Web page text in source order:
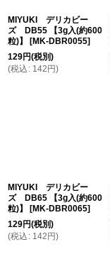
MIYUKI デリカビー
ズ DB55 【3g入(約600
粒)】
[MK-DBR0055]
129円(税別)
(税込 : 142 円)
MIYUKI デリカビー
ズ DB65 【3g入(約600
粒)】
[MK-DBR0065]
129円(税別)
(税込 : 142 円)